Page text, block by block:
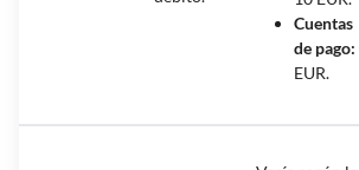
Cuentas
de pago:
EUR.